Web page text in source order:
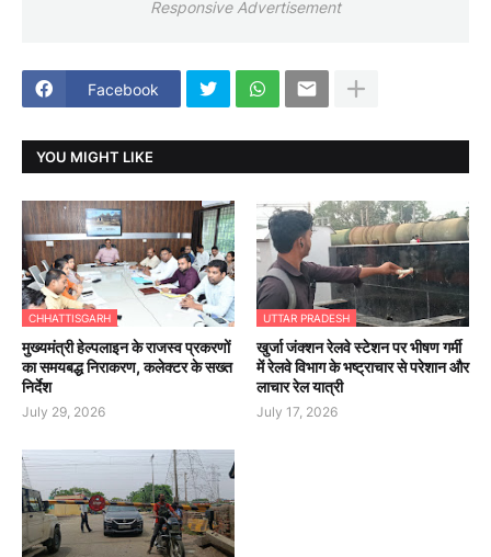
Responsive Advertisement
Facebook
YOU MIGHT LIKE
CHHATTISGARH
मुख्यमंत्री हेल्पलाइन के राजस्व प्रकरणों
का समयबद्ध निराकरण, कलेक्टर के सख्त
निर्देश
July 29, 2026
UTTAR PRADESH
खुर्जा जंक्शन रेलवे स्टेशन पर भीषण गर्मी
में रेलवे विभाग के भष्ट्राचार से परेशान और
लाचार रेल यात्री
July 17, 2026